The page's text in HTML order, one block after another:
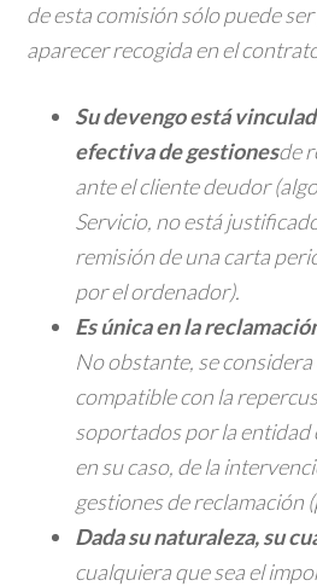
de esta comisión sólo puede
aparecer recogida en el
Su devengo está
efectiva de gestionesde
ante el cliente deudor
Servicio, no está
remisión de una carta
por el ordenador).
Es única en la
No obstante, se
compatible con la
soportados por la entidad
en su caso, de la
gestiones de reclamación
Dada su naturaleza, su
cualquiera que sea el